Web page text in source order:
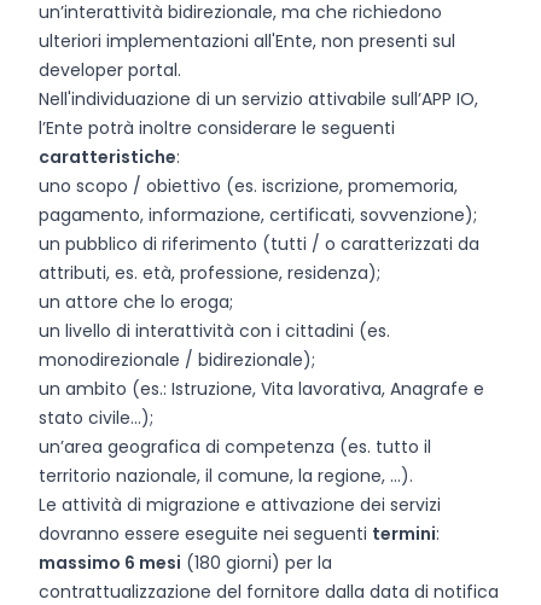
un’interattività bidirezionale, ma che richiedono
ulteriori implementazioni all'Ente, non presenti sul
developer portal.
Nell'individuazione di un servizio attivabile sull’APP IO,
l’Ente potrà inoltre considerare le seguenti
caratteristiche:
uno scopo / obiettivo (es. iscrizione, promemoria,
pagamento, informazione, certificati, sovvenzione);
un pubblico di riferimento (tutti / o caratterizzati da
attributi, es. età, professione, residenza);
un attore che lo eroga;
un livello di interattività con i cittadini (es.
monodirezionale / bidirezionale);
un ambito (es.: Istruzione, Vita lavorativa, Anagrafe e
stato civile…);
un’area geografica di competenza (es. tutto il
territorio nazionale, il comune, la regione, …).
Le attività di migrazione e attivazione dei servizi
dovranno essere eseguite nei seguenti termini:
massimo 6 mesi (180 giorni) per la
contrattualizzazione del fornitore dalla data di notifica